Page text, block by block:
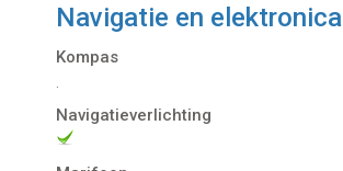
Navigatie en elektronica
Kompas
Navigatieverlichting